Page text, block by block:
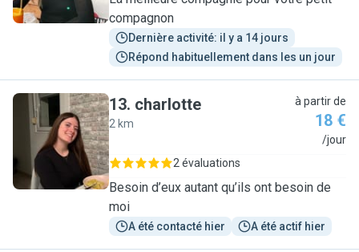
compagnon
Dernière activité: il y a 14 jours
Répond habituellement dans les un jour
C
13. charlotte
2 km
à partir de
18 €
/jour
2 évaluations
Besoin d’eux autant qu’ils ont besoin de
moi
A été contacté hier A été actif hier